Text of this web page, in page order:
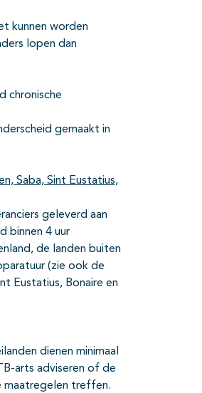
kunnen worden
lopen dan
chronische
gemaakt in
Saba, Sint Eustatius,
geleverd aan
binnen 4 uur
de landen buiten
(zie ook de
Eustatius, Bonaire en
dienen minimaal
arts adviseren of de
maatregelen treffen.